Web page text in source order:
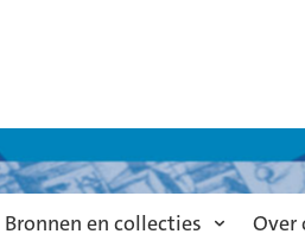
Bronnen en collecties Over